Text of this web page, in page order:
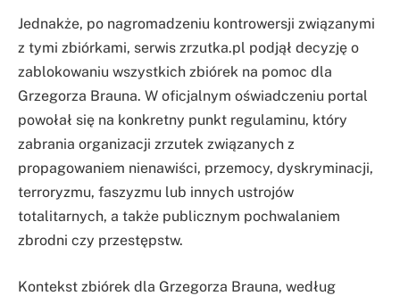
Jednakże, po nagromadzeniu kontrowersji związanymi
z tymi zbiórkami, serwis zrzutka.pl podjął decyzję o
zablokowaniu wszystkich zbiórek na pomoc dla
Grzegorza Brauna. W oficjalnym oświadczeniu portal
powołał się na konkretny punkt regulaminu, który
zabrania organizacji zrzutek związanych z
propagowaniem nienawiści, przemocy, dyskryminacji,
terroryzmu, faszyzmu lub innych ustrojów
totalitarnych, a także publicznym pochwalaniem
zbrodni czy przestępstw.
Kontekst zbiórek dla Grzegorza Brauna, według